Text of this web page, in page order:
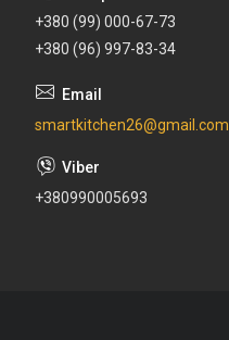
+380 (99) 000-67-73
+380 (96) 997-83-34
smartkitchen26@gmail.com
+380990005693